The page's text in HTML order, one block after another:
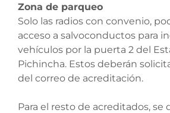
Zona de parqueo
Solo las radios con convenio,
acceso a salvoconductos para
vehículos por la puerta 2 del
Pichincha. Estos deberán
del correo de acreditación.
Para el resto de acreditados, se